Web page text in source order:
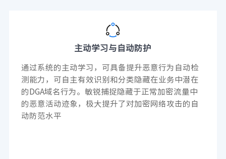
主动学习与自动防护
通过系统的主动学习，可具备提升恶意行为自动检
测能力，可自主有效识别和分类隐藏在业务中潜在
的DGA域名行为。敏锐捕捉隐藏于正常加密流量中
的恶意活动迹象，极大提升了对加密网络攻击的自
动防范水平